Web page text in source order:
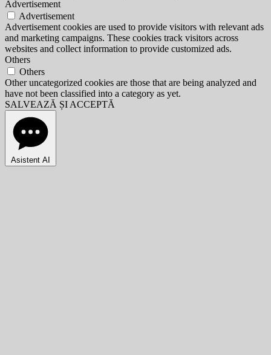
Advertisement
Advertisement
Advertisement cookies are used to provide visitors with relevant ads
and marketing campaigns. These cookies track visitors across
websites and collect information to provide customized ads.
Others
Others
Other uncategorized cookies are those that are being analyzed and
have not been classified into a category as yet.
SALVEAZĂ ȘI ACCEPTĂ
Asistent AI